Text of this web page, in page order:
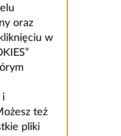
oraz
w
i
też
pliki